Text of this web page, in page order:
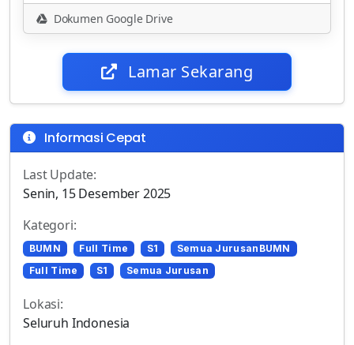
Dokumen Google Drive
Lamar Sekarang
Informasi Cepat
Last Update:
Senin, 15 Desember 2025
Kategori:
BUMN Full Time S1
Semua JurusanBUMN
Full Time
S1 Semua Jurusan
Lokasi:
Seluruh Indonesia